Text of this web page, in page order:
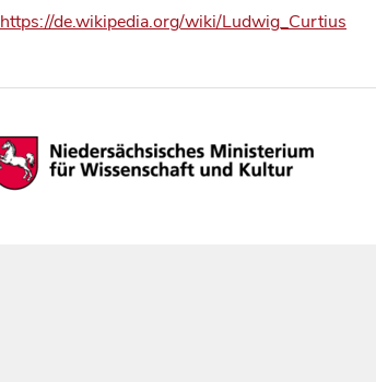
https://de.wikipedia.org/wiki/Ludwig_Curtius